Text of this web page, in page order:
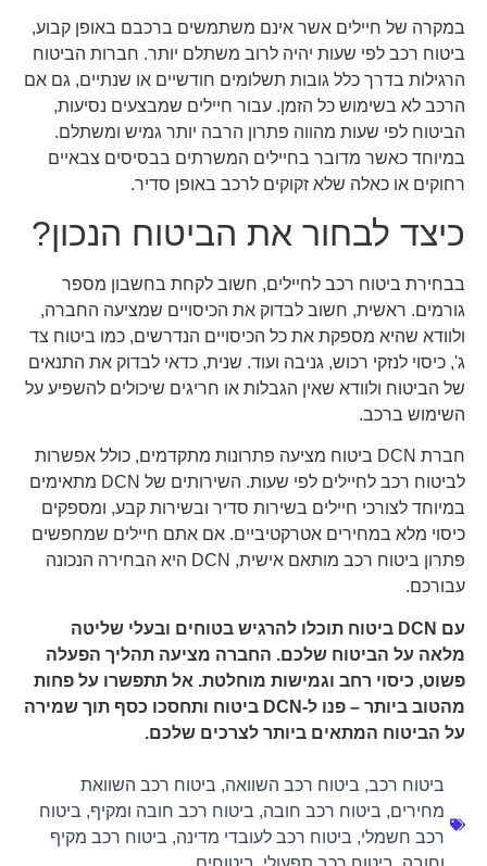
במקרה של חיילים אשר אינם משתמשים ברכבם באופן קבוע,
ביטוח רכב לפי שעות יהיה לרוב משתלם יותר. חברות הביטוח
הרגילות בדרך כלל גובות תשלומים חודשיים או שנתיים, גם אם
הרכב לא בשימוש כל הזמן. עבור חיילים שמבצעים נסיעות,
הביטוח לפי שעות מהווה פתרון הרבה יותר גמיש ומשתלם.
במיוחד כאשר מדובר בחיילים המשרתים בבסיסים צבאיים
רחוקים או כאלה שלא זקוקים לרכב באופן סדיר.
כיצד לבחור את הביטוח הנכון?
בבחירת ביטוח רכב לחיילים, חשוב לקחת בחשבון מספר
גורמים. ראשית, חשוב לבדוק את הכיסויים שמציעה החברה,
ולוודא שהיא מספקת את כל הכיסויים הנדרשים, כמו ביטוח צד
ג', כיסוי לנזקי רכוש, גניבה ועוד. שנית, כדאי לבדוק את התנאים
של הביטוח ולוודא שאין הגבלות או חריגים שיכולים להשפיע על
השימוש ברכב.
חברת DCN ביטוח מציעה פתרונות מתקדמים, כולל אפשרות
לביטוח רכב לחיילים לפי שעות. השירותים של DCN מתאימים
במיוחד לצורכי חיילים בשירות סדיר ובשירות קבע, ומספקים
כיסוי מלא במחירים אטרקטיביים. אם אתם חיילים שמחפשים
פתרון ביטוח רכב מותאם אישית, DCN היא הבחירה הנכונה
עבורכם.
עם DCN ביטוח תוכלו להרגיש בטוחים ובעלי שליטה
מלאה על הביטוח שלכם. החברה מציעה תהליך הפעלה
פשוט, כיסוי רחב וגמישות מוחלטת. אל תתפשרו על פחות
מהטוב ביותר – פנו ל-DCN ביטוח ותחסכו כסף תוך שמירה
על הביטוח המתאים ביותר לצרכים שלכם.
ביטוח רכב, ביטוח רכב השוואה, ביטוח רכב השוואת
מחירים, ביטוח רכב חובה, ביטוח רכב חובה ומקיף, ביטוח
רכב חשמלי, ביטוח רכב לעובדי מדינה, ביטוח רכב מקיף